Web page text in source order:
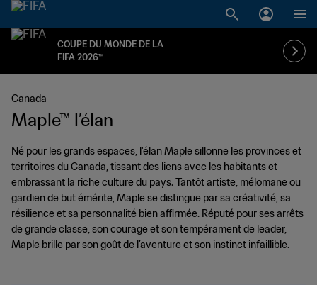
COUPE DU MONDE DE LA
FIFA 2026™
Canada
Maple™ l’élan
Né pour les grands espaces, l'élan Maple sillonne les provinces et
territoires du Canada, tissant des liens avec les habitants et
embrassant la riche culture du pays. Tantôt artiste, mélomane ou
gardien de but émérite, Maple se distingue par sa créativité, sa
résilience et sa personnalité bien affirmée. Réputé pour ses arrêts
de grande classe, son courage et son tempérament de leader,
Maple brille par son goût de l’aventure et son instinct infaillible.